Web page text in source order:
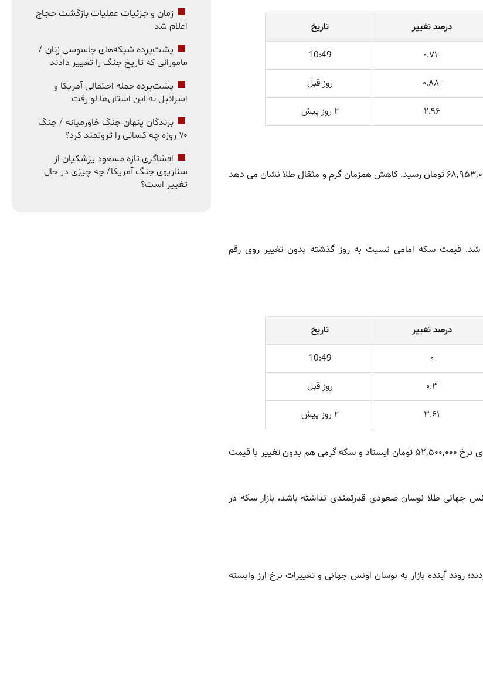
درصد تغییر
تاریخ
-۰.۷۱
10:49
-۰.۸۸
روز قبل
۲.۹۶ ۲ روز پیش
هر مثقال طلا ۱۸ عیار نیز امروز با کاهش ۰.۷ درصدی از ۶۹,۴۴۲,۰۰۰ تومان به ۶۸,۹۵۳,۰۰۰ تومان رسید. کاهش همزمان گرم و مثقال طلا نشان می دهد
شد. قیمت سکه امامی نسبت به روز گذشته بدون تغییر روی رقم
درصد تغییر
تاریخ
۰
10:49
۰.۳
روز قبل
۳.۶۱ ۲ روز پیش
نیم سکه نیز امروز بدون تغییر قیمت ۸۶,۰۰۰,۰۰۰ تومان معامله شد. ربع سکه روی نرخ ۵۲,۵۰۰,۰۰۰ تومان ایستاد و سکه گرمی هم بدون تغییر با قیمت
جهانی طلا نوسان صعودی قدرتمندی نداشته باشد، بازار سکه در
روند آینده بازار به نوسان اونس جهانی و تغییرات نرخ ارز وابسته
زمان و جزئیات عملیات بازگشت حجاج
اعلام شد
پشت‌پرده شبکه‌های جاسوسی زنان /
مامورانی که تاریخ جنگ را تغییر دادند
پشت‌پرده حمله احتمالی آمریکا و
اسرائیل به این استان‌ها لو رفت
برندگان پنهان جنگ خاورمیانه / جنگ
۷۰ روزه چه کسانی را ثروتمند کرد؟
افشاگری تازه مسعود پزشکیان از
سناریوی جنگ آمریکا/ چه چیزی در حال
تغییر است؟